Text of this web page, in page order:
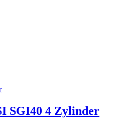
SGI40 4 Zylinder